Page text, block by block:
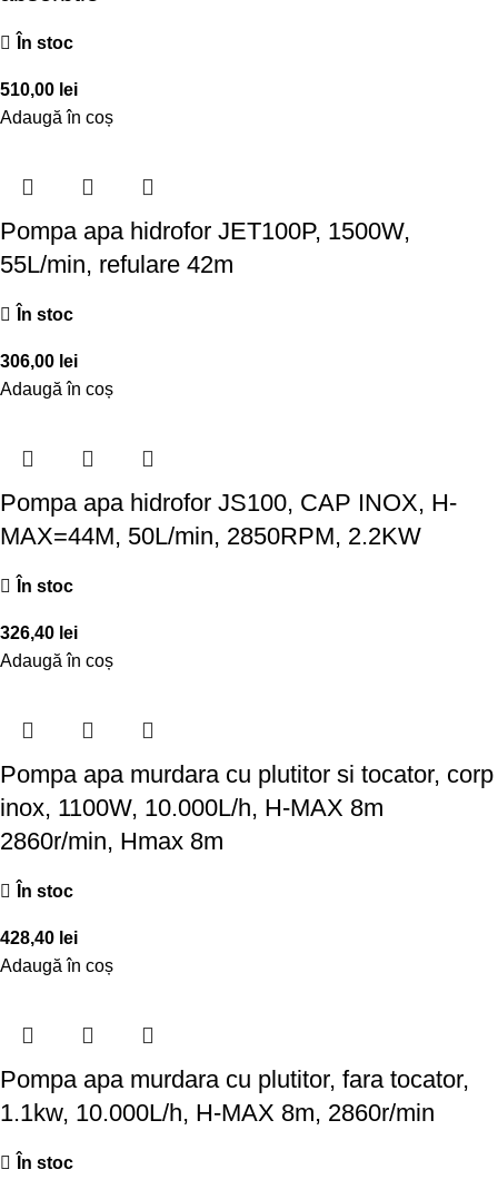
În stoc
510,00 lei
Adaugă în coș
Pompa apa hidrofor JET100P, 1500W,
55L/min, refulare 42m
În stoc
306,00 lei
Adaugă în coș
Pompa apa hidrofor JS100, CAP INOX, H-
MAX=44M, 50L/min, 2850RPM, 2.2KW
În stoc
326,40 lei
Adaugă în coș
Pompa apa murdara cu plutitor si tocator, corp
inox, 1100W, 10.000L/h, H-MAX 8m
2860r/min, Hmax 8m
În stoc
428,40 lei
Adaugă în coș
Pompa apa murdara cu plutitor, fara tocator,
1.1kw, 10.000L/h, H-MAX 8m, 2860r/min
În stoc